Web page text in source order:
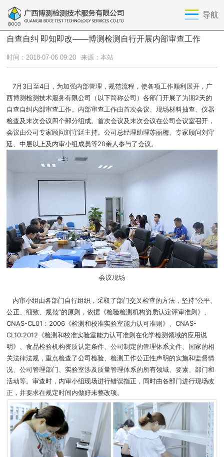
导航
自查自纠 即知即改——博测检测自行开展内部审查工作
时间：2018-07-06 09:20 来源：本站
7月3日至4日，为加强内部管理，规范流程，使各项工作顺利展开，广
西博测检测技术服务有限公司（以下简称公司）各部门开展了为期2天的
自查自纠内部审查工作。内部审查工作由首次会议、现场材料抽查、仪器
检查及末次会议四个部分组成。首次会议及末次会议在公司会议室召开，
会议由公司专家顾问刘守廷主持。公司总经理助理苏丽梅、专家顾问刘守
廷、中层以上及内审小组成员等20余人参与了会议。
会议现场
内审小组由各部门自行组织，采取了部门交叉检查的方法，坚持“公平、
公正、细致、规范”的原则，依据《检验检测机构资质认定评审准则》、
CNAS-CL01：2006《检测和校准实验室能力认可准则》、CNAS-
CL10:2012《检测和校准实验室能力认可准则在化学检测领域的应用说
明》、食品检验机构资质认定条件、公司制定的管理体系文件、国家的相
关法律法规，重点检查了公司检验、检测工作公正性声明的实施和监督情
况、公司管理部门、实验室涉及质量管理体系的所有领域、要素、部门和
活动等。审查时，内审小组现场进行错误指正，同时由各部门进行现场改
正，并要求在规定时间内做好未整改项。